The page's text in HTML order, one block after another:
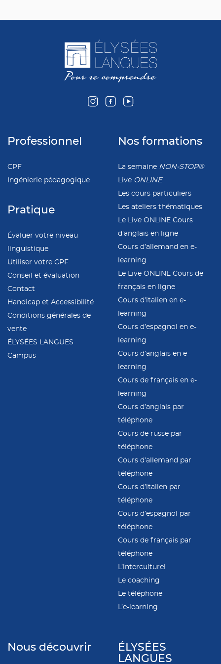
Professionnel
CPF
Ingénierie pédagogique
Pratique
Évaluer votre niveau
linguistique
Utiliser votre CPF
Conseil et évaluation
Contact
Handicap et Accessibilité
Conditions générales de
vente
ÉLYSÉES LANGUES
Campus
Nos formations
La semaine NON-STOP®
Live ONLINE
Les cours particuliers
Les ateliers thématiques
Le Live ONLINE Cours
d’anglais en ligne
Cours d’allemand en e-
learning
Le Live ONLINE Cours de
français en ligne
Cours d’italien en e-
learning
Cours d’espagnol en e-
learning
Cours d’anglais en e-
learning
Cours de français en e-
learning
Cours d’anglais par
téléphone
Cours de russe par
téléphone
Cours d’allemand par
téléphone
Cours d’italien par
téléphone
Cours d’espagnol par
téléphone
Cours de français par
téléphone
L’interculturel
Le coaching
Le téléphone
L’e-learning
Nous découvrir
ÉLYSÉES
LANGUES